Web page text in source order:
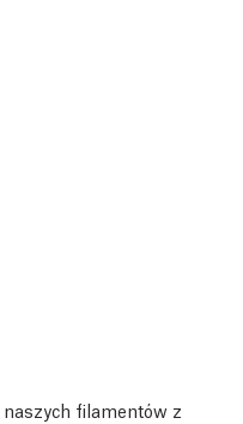
naszych filamentów z